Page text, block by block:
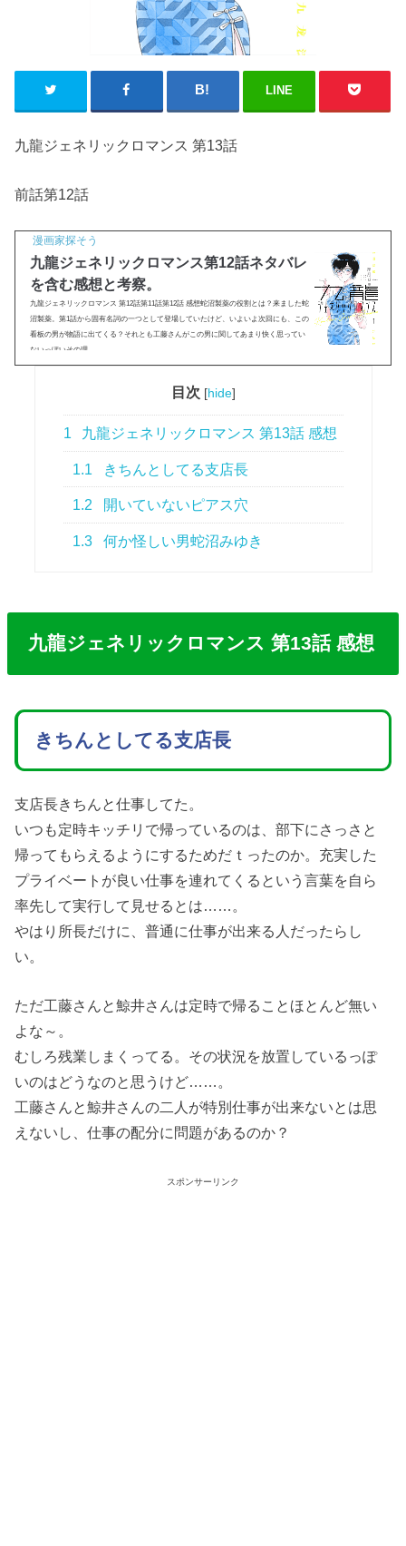
LINE
九龍ジェネリックロマンス 第13話
前話第12話
漫画家探そう
九龍ジェネリックロマンス第12話ネタバレ
を含む感想と考察。
九龍ジェネリックロマンス 第12話第11話第12話 感想蛇沼製薬の役割とは？来ました蛇
沼製薬。第1話から固有名詞の一つとして登場していたけど、いよいよ次回にも、この
看板の男が物語に出てくる？それとも工藤さんがこの男に関してあまり快く思ってい
ないっぽいその理...
目次 [hide]
1 九龍ジェネリックロマンス 第13話 感想
1.1 きちんとしてる支店長
1.2 開いていないピアス穴
1.3 何か怪しい男蛇沼みゆき
九龍ジェネリックロマンス 第13話 感想
きちんとしてる支店長
支店長きちんと仕事してた。
いつも定時キッチリで帰っているのは、部下にさっさと
帰ってもらえるようにするためだｔったのか。充実した
プライベートが良い仕事を連れてくるという言葉を自ら
率先して実行して見せるとは……。
やはり所長だけに、普通に仕事が出来る人だったらし
い。
ただ工藤さんと鯨井さんは定時で帰ることほとんど無い
よな～。
むしろ残業しまくってる。その状況を放置しているっぽ
いのはどうなのと思うけど……。
工藤さんと鯨井さんの二人が特別仕事が出来ないとは思
えないし、仕事の配分に問題があるのか？
スポンサーリンク